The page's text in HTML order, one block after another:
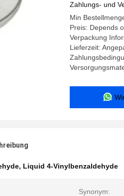
Zahlungs- und
Min
Preis: Depends
Verpackung
Lieferzeit:
, Liquid 4-Vinylbenzaldehyde
Synonym: